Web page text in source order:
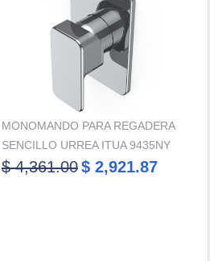
MONOMANDO PARA REGADERA
SENCILLO URREA ITUA 9435NY
$ 4,361.00$ 2,921.87